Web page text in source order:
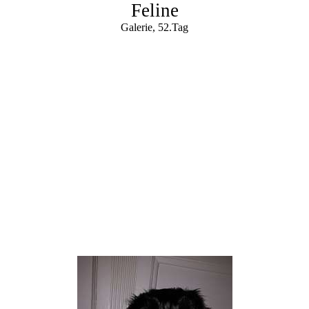
Feline
Galerie, 52.Tag